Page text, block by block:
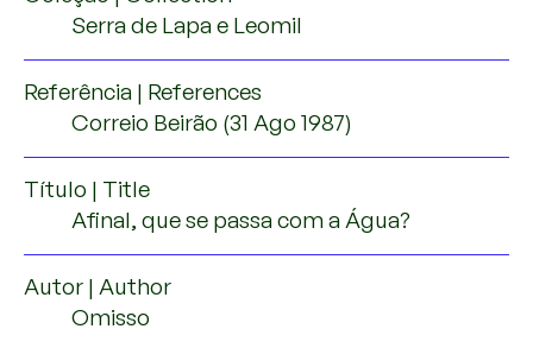
Serra de Lapa e Leomil
Referência | References
Correio Beirão (31 Ago 1987)
Título | Title
Afinal, que se passa com a Água?
Autor | Author
Omisso